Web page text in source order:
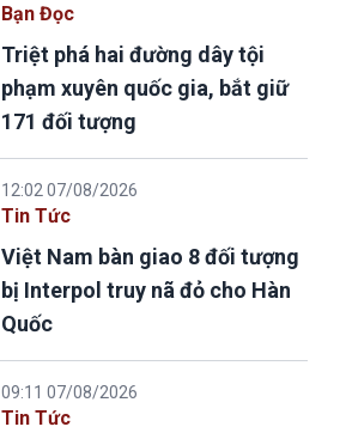
Bạn Đọc
Triệt phá hai đường dây tội
phạm xuyên quốc gia, bắt giữ
171 đối tượng
12:02 07/08/2026
Tin Tức
Việt Nam bàn giao 8 đối tượng
bị Interpol truy nã đỏ cho Hàn
Quốc
09:11 07/08/2026
Tin Tức